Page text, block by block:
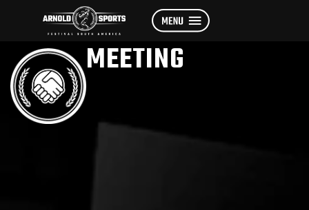
MEETING